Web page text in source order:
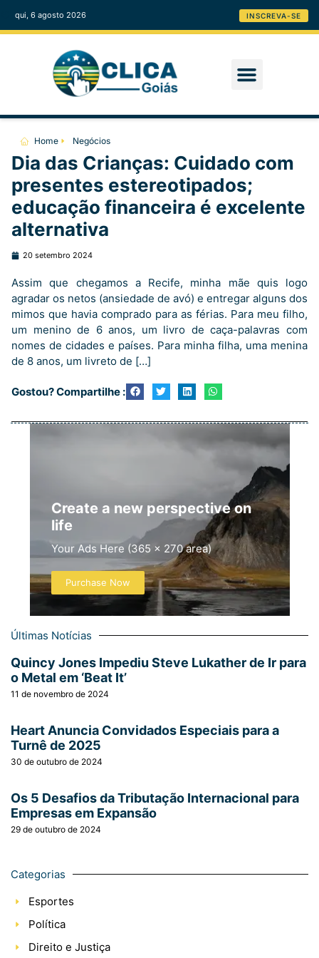
qui, 6 agosto 2026 INSCREVA-SE
Home Negócios
Dia das Crianças: Cuidado com
presentes estereotipados;
educação financeira é excelente
alternativa
20 setembro 2024
Assim que chegamos a Recife, minha mãe quis logo
agradar os netos (ansiedade de avó) e entregar alguns dos
mimos que havia comprado para as férias. Para meu filho,
um menino de 6 anos, um livro de caça-palavras com
nomes de cidades e países. Para minha filha, uma menina
de 8 anos, um livreto de […]
Gostou? Compartilhe :
Create a new perspective on
life
Your Ads Here (365 x 270 area)
Purchase Now
Últimas Notícias
Quincy Jones Impediu Steve Lukather de Ir para
o Metal em ‘Beat It’
11 de novembro de 2024
Heart Anuncia Convidados Especiais para a
Turnê de 2025
30 de outubro de 2024
Os 5 Desafios da Tributação Internacional para
Empresas em Expansão
29 de outubro de 2024
Categorias
Esportes
Política
Direito e Justiça